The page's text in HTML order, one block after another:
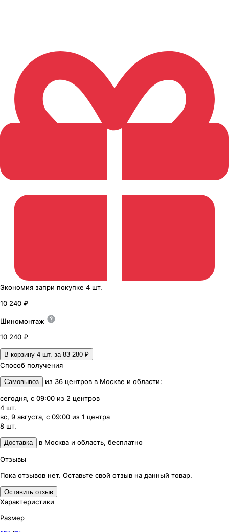
Экономия запри покупке 4 шт.
10 240 ₽
Шиномонтаж
10 240 ₽
В корзину 4 шт. за 83 280 ₽
Способ получения
Самовывоз из 36 центров в Москве и области:
сегодня, с 09:00 из 2 центров
4 шт.
вс, 9 августа, с 09:00 из 1 центра
8 шт.
Доставка в Москва и область, бесплатно
Отзывы
Пока отзывов нет. Оставьте свой отзыв на данный товар.
Оставить отзыв
Характеристики
Размер